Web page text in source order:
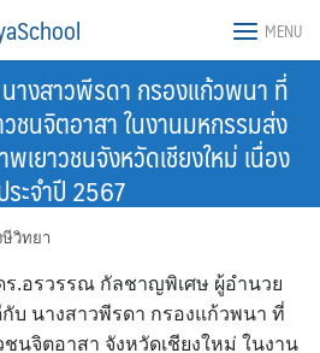
MENU
างสาวพีรดา กรองแก้วพนา ที่
วชนจิตอาสา ในงานมหกรรมส่ง
ยาวชนจังหวัดเชียงใหม่ เนื่อง
ะจำปี 2567
ษีวิทยา
ร.อรวรรณ กัลชาญพิเศษ ผู้อำนวย
บ นางสาวพีรดา กรองแก้วพนา ที่
ชนจิตอาสา จังหวัดเชียงใหม่ ในงาน